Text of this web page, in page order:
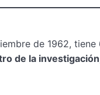
de 1962, tiene
de la investigación